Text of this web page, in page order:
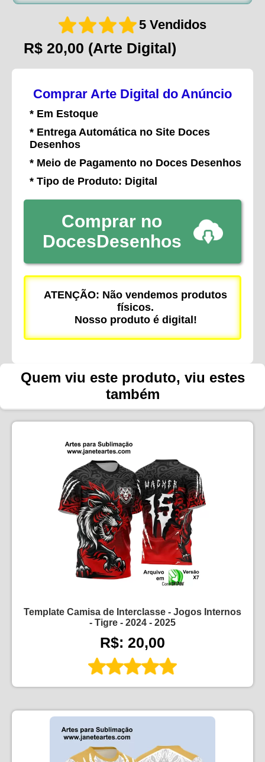
5 Vendidos
R$ 20,00 (Arte Digital)
Comprar Arte Digital do Anúncio
* Em Estoque
* Entrega Automática no Site Doces
Desenhos
* Meio de Pagamento no Doces Desenhos
* Tipo de Produto: Digital
Comprar no
DocesDesenhos
ATENÇÃO: Não vendemos produtos
físicos.
Nosso produto é digital!
Quem viu este produto, viu estes
também
Template Camisa de Interclasse - Jogos Internos
- Tigre - 2024 - 2025
R$: 20,00